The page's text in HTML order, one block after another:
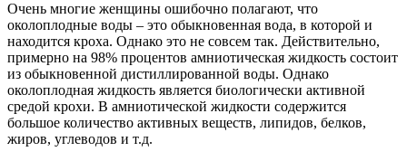
Очень многие женщины ошибочно полагают, что
околоплодные воды – это обыкновенная вода, в которой и
находится кроха. Однако это не совсем так. Действительно,
примерно на 98% процентов амниотическая жидкость состоит
из обыкновенной дистиллированной воды. Однако
околоплодная жидкость является биологически активной
средой крохи. В амниотической жидкости содержится
большое количество активных веществ, липидов, белков,
жиров, углеводов и т.д.